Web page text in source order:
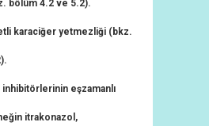
bölüm 4.2 ve 5.2).
karaciğer yetmezliği (bkz.
inhibitörlerinin eşzamanlı
itrakonazol,